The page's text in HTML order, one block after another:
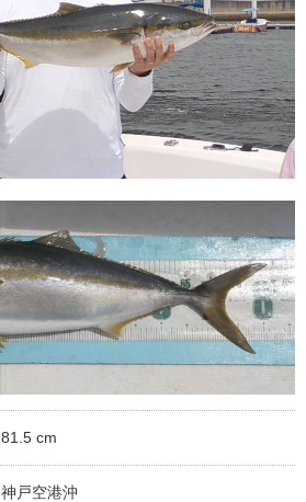
81.5 cm
神戸空港沖